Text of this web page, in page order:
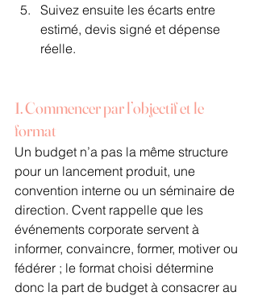
Suivez ensuite les écarts entre
estimé, devis signé et dépense
réelle.
1. Commencer par l’objectif et le
format
Un budget n’a pas la même structure
pour un lancement produit, une
convention interne ou un séminaire de
direction. Cvent rappelle que les
événements corporate servent à
informer, convaincre, former, motiver ou
fédérer ; le format choisi détermine
donc la part de budget à consacrer au